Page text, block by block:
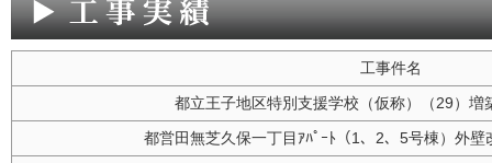
工事件名
都立王子地区特別支援学校（仮称）（29）増
都営田無芝久保一丁目ｱﾊﾟｰﾄ（1、2、5号棟）外